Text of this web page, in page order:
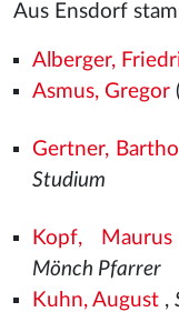
Aus Ensdorf
Alberger,
Asmus, Gregor
Gertner,
Studium
Kopf, Maurus
Mönch Pfarrer
Kuhn, August,